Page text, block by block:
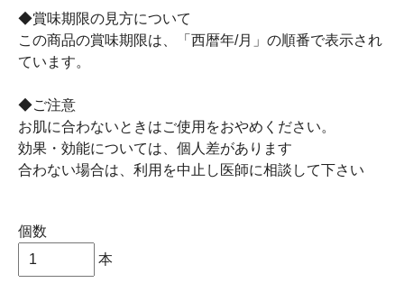
◆賞味期限の見方について
この商品の賞味期限は、「西暦年/月」の順番で表示され
ています。
◆ご注意
お肌に合わないときはご使用をおやめください。
効果・効能については、個人差があります
合わない場合は、利用を中止し医師に相談して下さい
個数
本